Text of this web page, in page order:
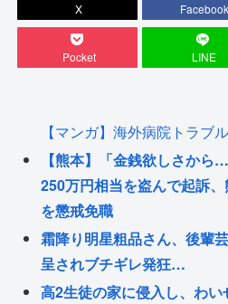
X Facebook
Pocket LINE
【マンガ】海外病院トラブ
【熊本】「金銭欲しさか
250万円相当を盗んで起訴
を懲戒免職
霜降り明星粗品さん、後輩
呈されブチギレ発狂…
高2生徒の家に侵入し、わ